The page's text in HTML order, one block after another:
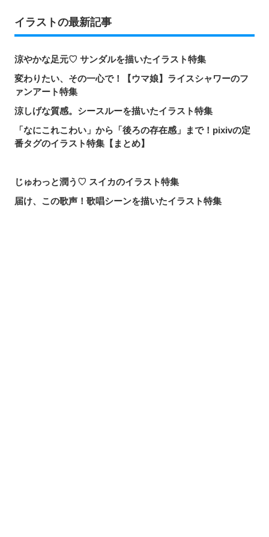
イラストの最新記事
涼やかな足元♡ サンダルを描いたイラスト特集
変わりたい、その一心で！【ウマ娘】ライスシャワーのフ
ァンアート特集
涼しげな質感。シースルーを描いたイラスト特集
「なにこれこわい」から「後ろの存在感」まで！pixivの定
番タグのイラスト特集【まとめ】
じゅわっと潤う♡ スイカのイラスト特集
届け、この歌声！歌唱シーンを描いたイラスト特集